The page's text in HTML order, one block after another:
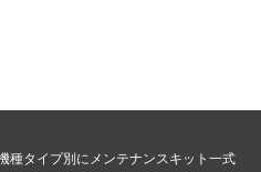
within a clean
Additionally, the
the valve.
種タイプ別にメンテナンスキット一式